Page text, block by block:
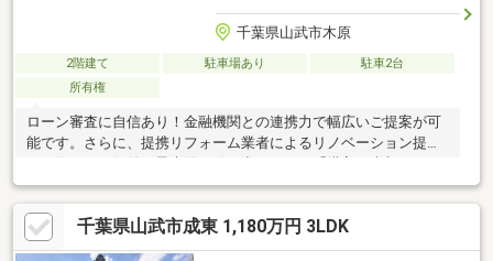
千葉県山武市木原
2階建て 駐車場あり
駐車2台
所有権
ローン審査に自信あり！金融機関との連携力で幅広いご提案が可
能です。さらに、提携リフォーム業者によるリノベーション提案
ォーム」すべて当社にお任せください。
千葉県山武市成東 1,180万円 3LDK